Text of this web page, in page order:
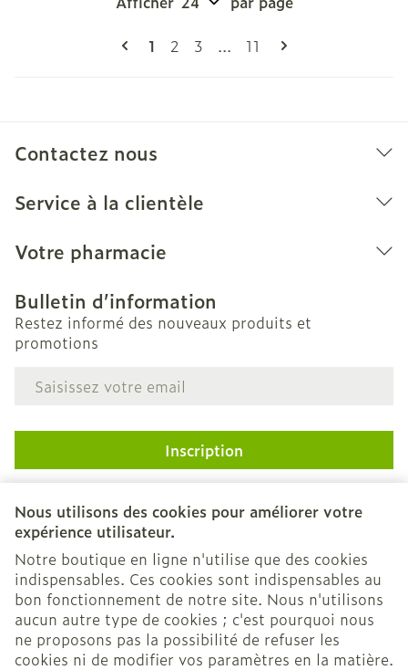
Nous utilisons des cookies pour améliorer votre
expérience utilisateur.
Notre boutique en ligne n'utilise que des cookies
indispensables. Ces cookies sont indispensables au
bon fonctionnement de notre site. Nous n'utilisons
aucun autre type de cookies ; c'est pourquoi nous
ne proposons pas la possibilité de refuser les
cookies ni de modifier vos paramètres en la matière.
Vous lisez actuellement la page
1 Page
2 Page
3 ... Page
11
Contactez nous
Service à la clientèle
Votre pharmacie
Bulletin d’information
Restez informé des nouveaux produits et
promotions
Adresse mail
Inscription
En cliquant sur s'abonner, vous vous abonnez à notre
newsletter et acceptez notrepolitique de confidentialité